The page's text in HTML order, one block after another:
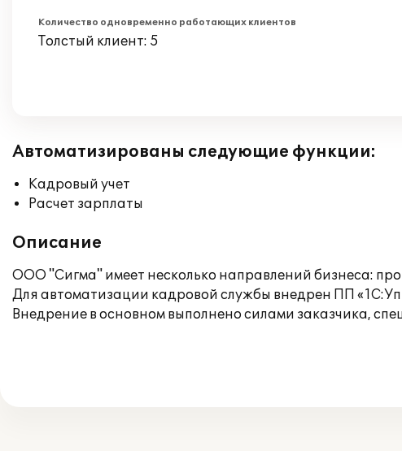
Количество одновременно работающих клиентов
Толстый клиент: 5
Автоматизированы следующие функции:
Кадровый учет
Расчет зарплаты
Описание
ООО "Сигма" имеет несколько направлений бизнеса:
Для автоматизации кадровой службы внедрен ПП
Внедрение в основном выполнено силами заказчика,